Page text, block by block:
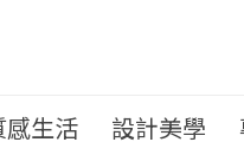
感生活 設計美學